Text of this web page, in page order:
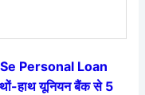
Personal Loan
हाथ यूनियन बैंक से 5